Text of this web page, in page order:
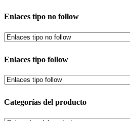
Enlaces tipo no follow
Enlaces tipo follow
Categorías del producto